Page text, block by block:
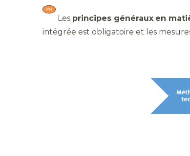
​ Les principes généraux en
intégrée est obligatoire et les